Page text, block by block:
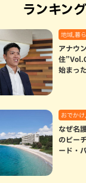
ランキング
地域,暮
アナウ
住
始まっ
おでかけ
なぜ名
のビー
ード・